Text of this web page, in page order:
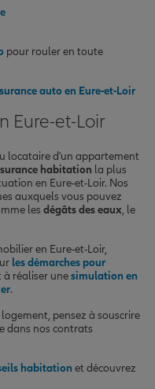
pour rouler en toute
auto en Eure-et-Loir
Eure-et-Loir
locataire d'un appartement
habitation la plus
en Eure-et-Loir. Nos
auxquels vous pouvez
les dégâts des eaux, le
en Eure-et-Loir,
les démarches pour
à réaliser unesimulation en
.
pensez à souscrire
dans nos contrats
habitation et découvrez